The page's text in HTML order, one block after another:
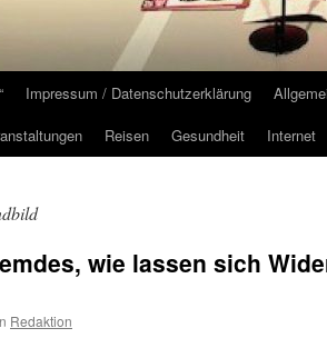
Impressum / Datenschutzerklärung
Reisen Gesundheit Internet
wie lassen sich
Redaktion